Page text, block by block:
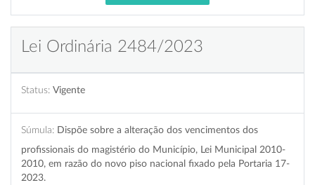
Lei Ordinária 2484/2023
Status: Vigente
Súmula: Dispõe sobre a alteração dos vencimentos dos
profissionais do magistério do Município, Lei Municipal 2010-
2010, em razão do novo piso nacional fixado pela Portaria 17-
2023.